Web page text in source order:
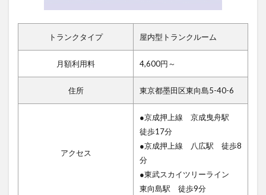
トランクタイプ 屋内型トランクルーム
月額利用料 4,600円～
住所 東京都墨田区東向島5-40-6
アクセス
●京成押上線 京成曳舟駅
徒歩17分
●京成押上線 八広駅 徒歩8
分
●東武スカイツリーライン
東向島駅 徒歩9分